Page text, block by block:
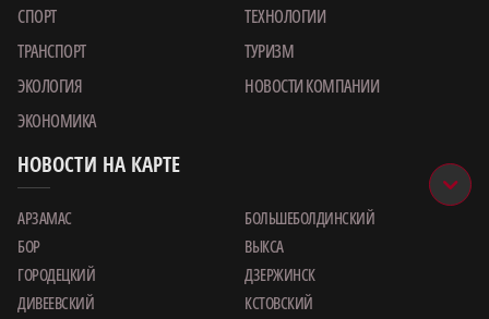
СПОРТ
ТЕХНОЛОГИИ
ТРАНСПОРТ
ТУРИЗМ
ЭКОЛОГИЯ
НОВОСТИ КОМПАНИИ
ЭКОНОМИКА
НОВОСТИ НА КАРТЕ
АРЗАМАС
БОЛЬШЕБОЛДИНСКИЙ
БОР
ВЫКСА
ГОРОДЕЦКИЙ
ДЗЕРЖИНСК
ДИВЕЕВСКИЙ
КСТОВСКИЙ